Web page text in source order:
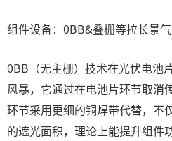
组件设备：0BB&叠栅等拉长景
0BB（无主栅）技术在光伏电池
风暴，它通过在电池片环节取消
环节采用更细的铜焊带代替，不
的遮光面积，理论上能提升组件